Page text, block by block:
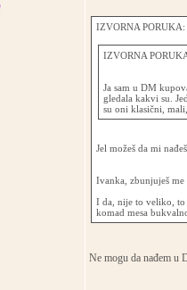
IZVORNA PORUKA:
IZVORNA
Ja sam u DM
gledala kakvi su.
su oni klasični,
Jel možeš da mi
Ivanka, zbunjuješ me
I da, nije to veliko,
komad mesa
Ne mogu da nađem u